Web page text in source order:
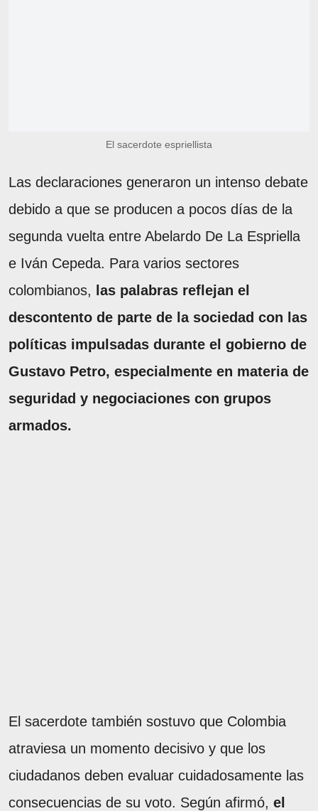
El sacerdote espriellista
Las declaraciones generaron un intenso debate
debido a que se producen a pocos días de la
segunda vuelta entre Abelardo De La Espriella
e Iván Cepeda. Para varios sectores
colombianos,
las palabras reflejan el
descontento de parte de la sociedad con las
políticas impulsadas durante el gobierno de
Gustavo Petro, especialmente en materia de
seguridad y negociaciones con grupos
armados.
El sacerdote también sostuvo que Colombia
atraviesa un momento decisivo y que los
ciudadanos deben evaluar cuidadosamente las
consecuencias de su voto. Según afirmó, el